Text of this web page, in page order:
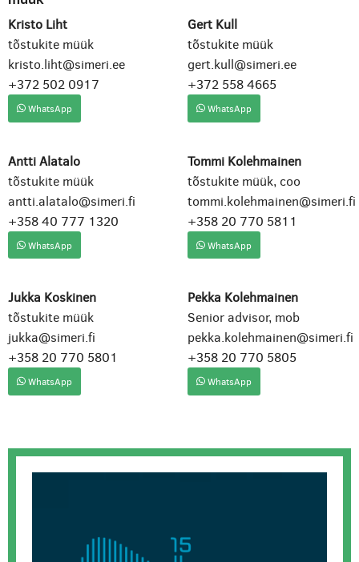
Kristo Liht
tõstukite müük
kristo.liht@simeri.ee
+372 502 0917
WhatsApp
Gert Kull
tõstukite müük
gert.kull@simeri.ee
+372 558 4665
WhatsApp
Antti Alatalo
tõstukite müük
antti.alatalo@simeri.fi
+358 40 777 1320
WhatsApp
Tommi Kolehmainen
tõstukite müük, coo
tommi.kolehmainen@simeri.fi
+358 20 770 5811
WhatsApp
Jukka Koskinen
tõstukite müük
jukka@simeri.fi
+358 20 770 5801
WhatsApp
Pekka Kolehmainen
Senior advisor, mob
pekka.kolehmainen@simeri.fi
+358 20 770 5805
WhatsApp